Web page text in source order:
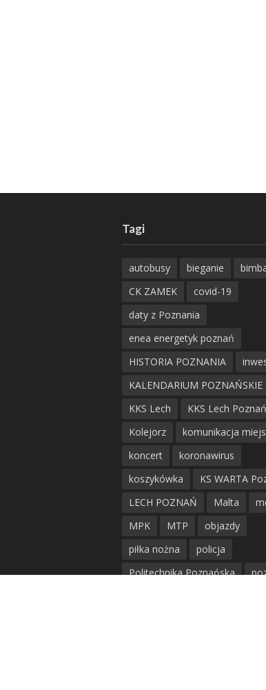
Tagi
autobusy bieganie
CK ZAMEK
covid-19
daty z Poznania
enea energetyk poznań
HISTORIA POZNANIA
KALENDARIUM POZNAŃSKIE
KKS Lech
KKS Lech Poznań
Kolejorz
komunikacja
koncert
koronawirus
koszykówka
KS WARTA
LECH POZNAŃ
Malta
MPK
MTP
objazdy
piłka nożna
policja
Politechnika Poznańska